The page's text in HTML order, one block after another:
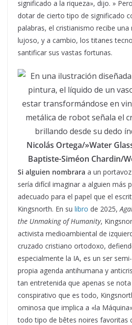
significado a la riqueza», dijo. »
dotar de cierto tipo de significado
palabras, el cristianismo recibe
lujoso, y a cambio, los titanes
santificar sus vastas fortunas.
Nicolás Ortega/»Water
Baptiste-Siméon Chardin/
Si alguien nombrara a un
sería difícil imaginar a alguien más
adecuado para el papel que el
Kingsnorth. En su libro de 2025,
the Unmaking of Humanity,
activista medioambiental de
cruzado cristiano ortodoxo,
especialmente la IA, es un ser
propia agenda antihumana y
tan entretenida que apenas se
conspirativo que es todo,
ominosa que implica a «la
todo tipo de bêtes noires favoritas